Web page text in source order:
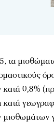
τα
0,8%
κατά
μισθωμάτων